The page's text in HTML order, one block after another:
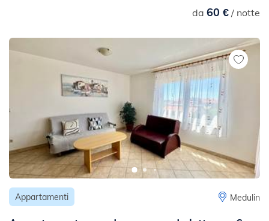
da 60 €/ notte
Appartamenti Medulin